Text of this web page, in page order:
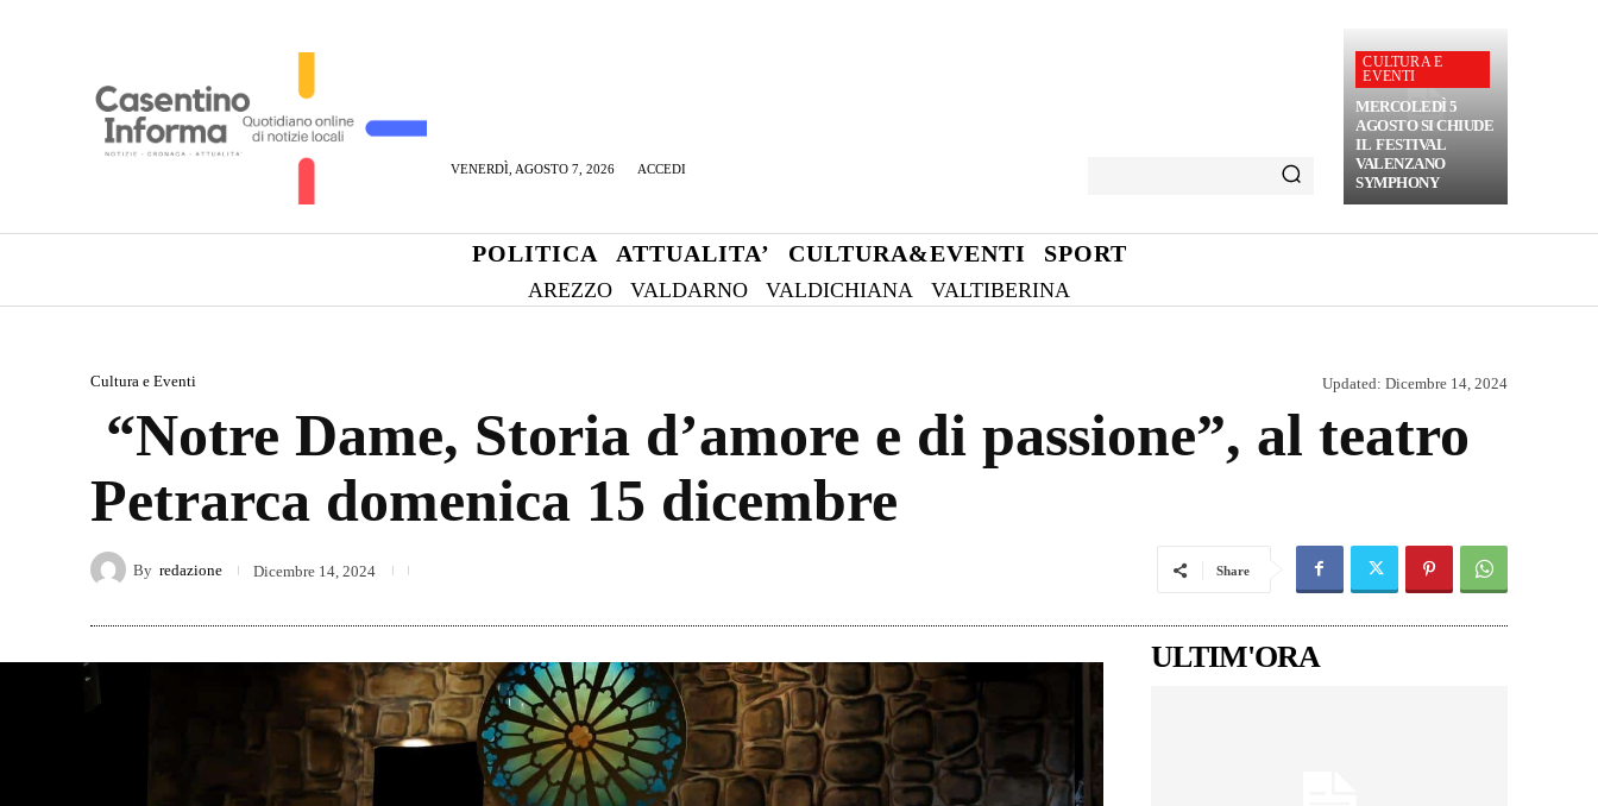
VENERDÌ, AGOSTO 7, 2026 ACCEDI
CULTURA E
EVENTI
MERCOLEDÌ 5
AGOSTO SI CHIUDE
IL FESTIVAL
VALENZANO
SYMPHONY
POLITICA ATTUALITA’ CULTURA&EVENTI SPORT
AREZZO VALDARNO VALDICHIANA VALTIBERINA
Cultura e Eventi Updated: Dicembre 14, 2024
“Notre Dame, Storia d’amore e di passione”, al teatro
Petrarca domenica 15 dicembre
By redazione Dicembre 14, 2024 Share
ULTIM'ORA